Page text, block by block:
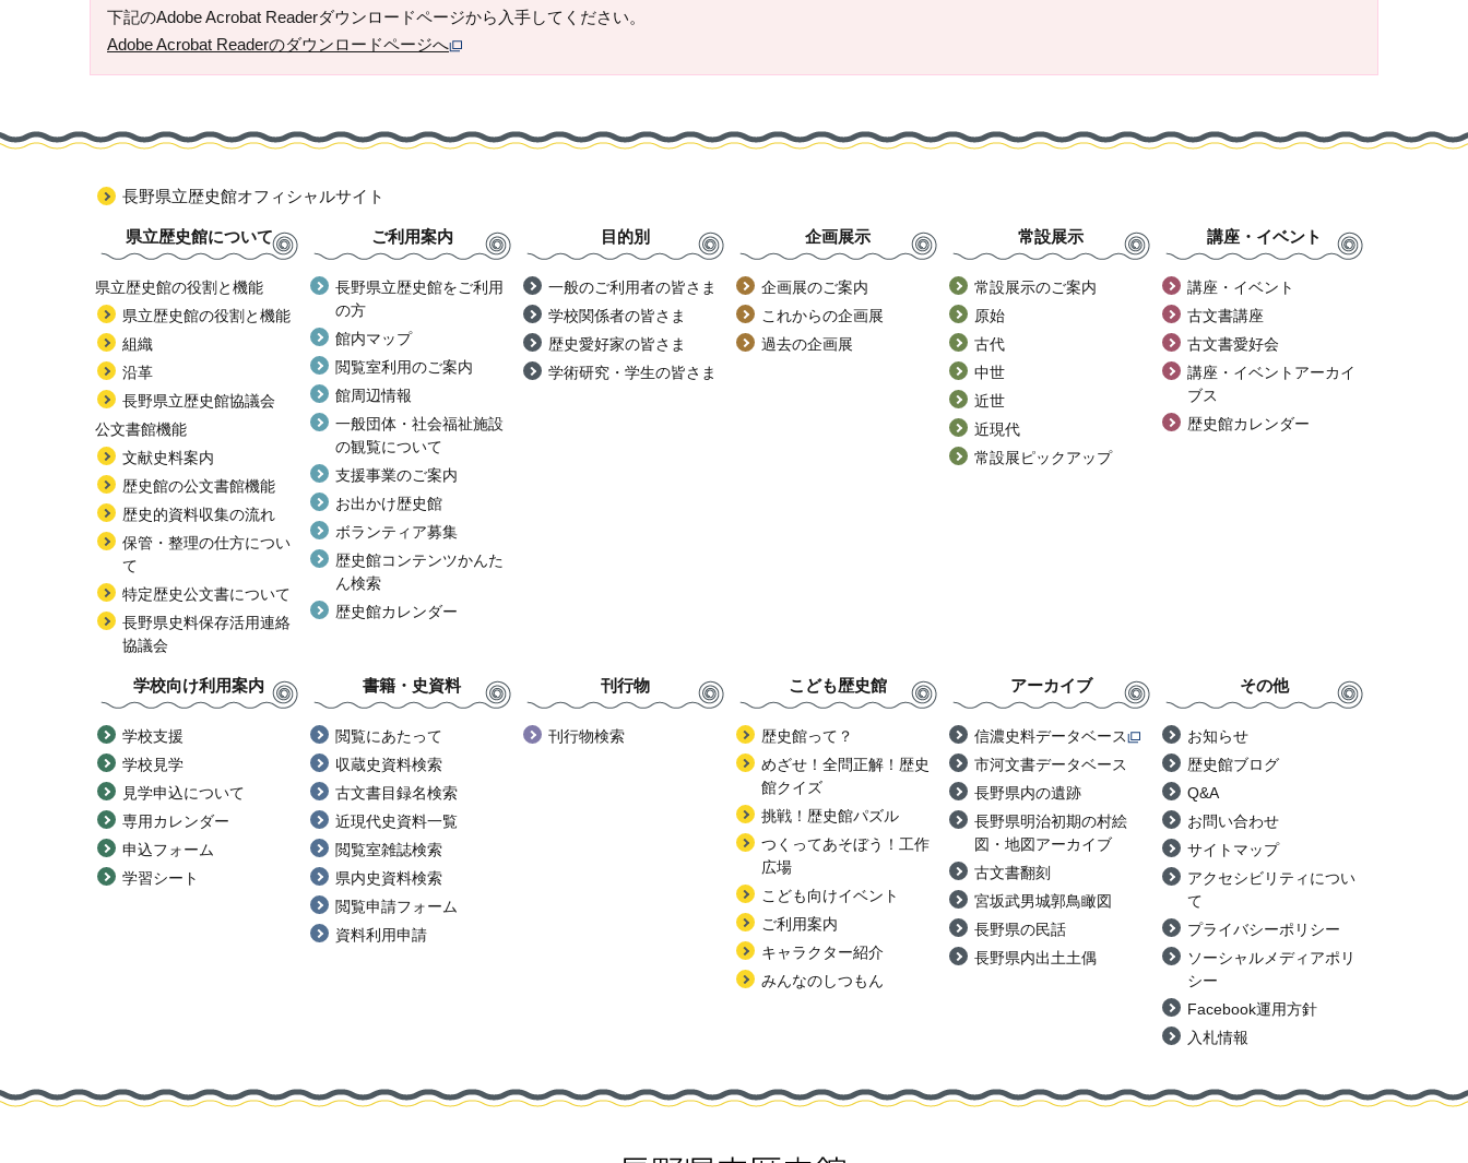
下記のAdobe Acrobat Readerダウンロードページから入手してください。
Adobe Acrobat Readerのダウンロードページへ
長野県立歴史館オフィシャルサイト
県立歴史館について
県立歴史館の役割と機能
県立歴史館の役割と機能
組織
沿革
長野県立歴史館協議会
公文書館機能
文献史料案内
歴史館の公文書館機能
歴史的資料収集の流れ
保管・整理の仕方につい
て
特定歴史公文書について
長野県史料保存活用連絡
協議会
ご利用案内
長野県立歴史館をご利用
の方
館内マップ
閲覧室利用のご案内
館周辺情報
一般団体・社会福祉施設
の観覧について
支援事業のご案内
お出かけ歴史館
ボランティア募集
歴史館コンテンツかんた
ん検索
歴史館カレンダー
目的別
一般のご利用者の皆さま
学校関係者の皆さま
歴史愛好家の皆さま
学術研究・学生の皆さま
企画展示
企画展のご案内
これからの企画展
過去の企画展
常設展示
常設展示のご案内
原始
古代
中世
近世
近現代
常設展ピックアップ
講座・イベント
講座・イベント
古文書講座
古文書愛好会
講座・イベントアーカイ
ブス
歴史館カレンダー
学校向け利用案内
学校支援
学校見学
見学申込について
専用カレンダー
申込フォーム
学習シート
書籍・史資料
閲覧にあたって
収蔵史資料検索
古文書目録名検索
近現代史資料一覧
閲覧室雑誌検索
県内史資料検索
閲覧申請フォーム
資料利用申請
刊行物
刊行物検索
こども歴史館
歴史館って？
めざせ！全問正解！歴史
館クイズ
挑戦！歴史館パズル
つくってあそぼう！工作
広場
こども向けイベント
ご利用案内
キャラクター紹介
みんなのしつもん
アーカイブ
信濃史料データベース
市河文書データベース
長野県内の遺跡
長野県明治初期の村絵
図・地図アーカイブ
古文書翻刻
宮坂武男城郭鳥瞰図
長野県の民話
長野県内出土土偶
その他
お知らせ
歴史館ブログ
Q&A
お問い合わせ
サイトマップ
アクセシビリティについ
て
プライバシーポリシー
ソーシャルメディアポリ
シー
Facebook運用方針
入札情報